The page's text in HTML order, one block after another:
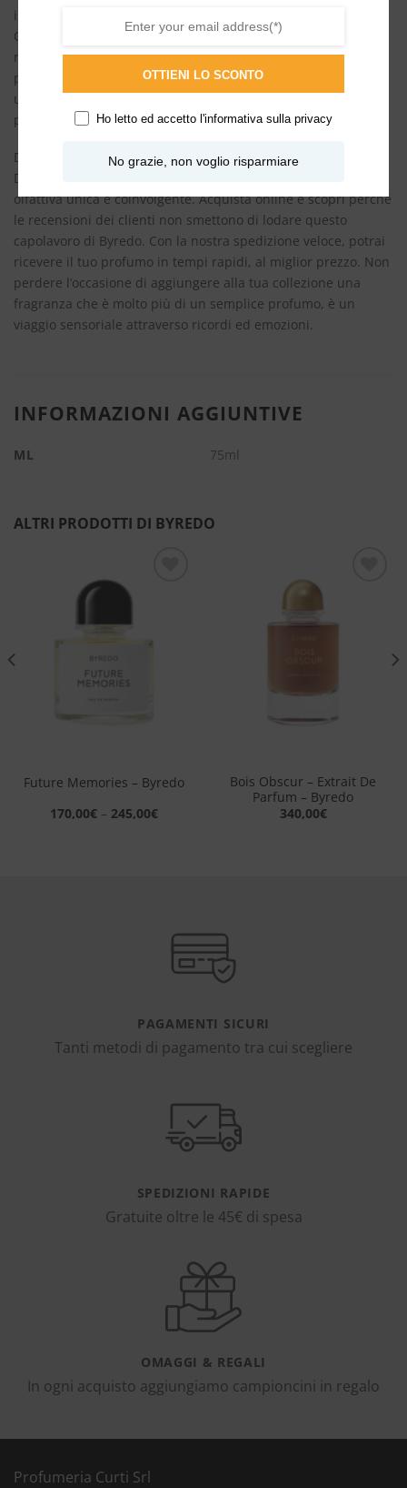
indimenticabile, concepita per essere indossata sui capelli.
Ogni movimento della capigliatura diventa un momento di
rigenerazione olfattiva, un invito a riscoprire la bellezza dei
piccoli attimi vissuti. Questo profumo per capelli non è solo
un complemento di bellezza, ma un mezzo per esprimere la
propria personalità attraverso una fragranza senza tempo.
Disponibile sul nostro shop, il Profumo Per Capelli – Slow
Dance – Byredo è perfetto per chi desidera un’esperienza
olfattiva unica e coinvolgente. Acquista online e scopri perché
le recensioni dei clienti non smettono di lodare questo
capolavoro di Byredo. Con la nostra spedizione veloce, potrai
ricevere il tuo profumo in tempi rapidi, al miglior prezzo. Non
perdere l’occasione di aggiungere alla tua collezione una
fragranza che è molto più di un semplice profumo, è un
viaggio sensoriale attraverso ricordi ed emozioni.
INFORMAZIONI AGGIUNTIVE
ML 75ml
ALTRI PRODOTTI DI BYREDO
desideri
Future Memories – Byredo
170,00€ – 245,00€
Bois Obscur – Extrait De
Parfum – Byredo
340,00€
PAGAMENTI SICURI
Tanti metodi di pagamento tra cui scegliere
SPEDIZIONI RAPIDE
Gratuite oltre le 45€ di spesa
OMAGGI & REGALI
In ogni acquisto aggiungiamo campioncini in regalo
Profumeria Curti Srl
OTTIENI LO SCONTO
Ho letto ed accetto l'informativa sulla privacy
No grazie, non voglio risparmiare